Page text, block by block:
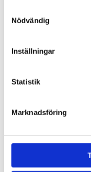
Nödvändig
Inställningar
Statistik
Marknadsföring
Trådlös
Trådlös sensorstation
väderstation med